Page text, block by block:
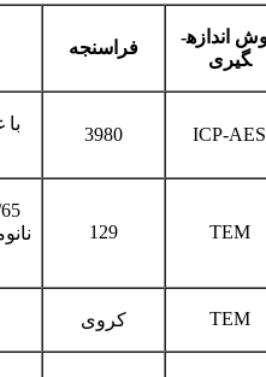
روش اندازه­
گیری
فراسنجه
ICP-AES
3980
TEM
129
TEM کروی